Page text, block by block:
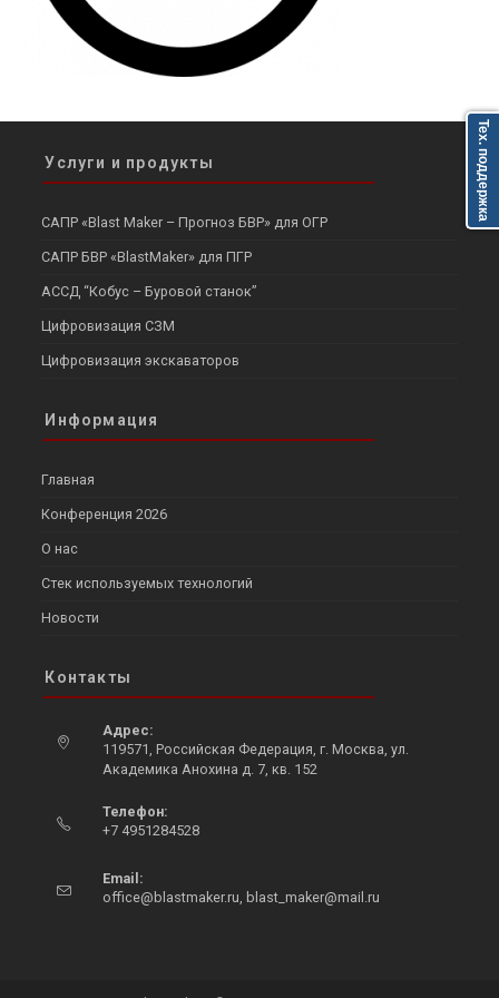
Услуги и продукты
САПР «Blast Maker – Прогноз БВР» для ОГР
САПР БВР «BlastMaker» для ПГР
АССД “Кобус – Буровой станок”
Цифровизация СЗМ
Цифровизация экскаваторов
Информация
Главная
Конференция 2026
О нас
Стек используемых технологий
Новости
Контакты
Адрес:
119571, Российская Федерация, г. Москва, ул.
Академика Анохина д. 7, кв. 152
in
a
tab
Телефон:
+7 4951284528
in
your
Email:
office@blastmaker.ru, blast_maker@mail.ru
Тех. поддержка